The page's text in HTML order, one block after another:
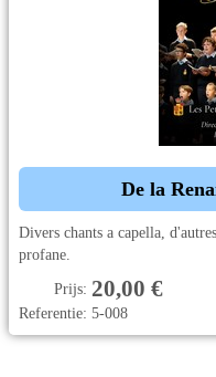
De la
Divers chants a capella,
profane.
Prijs: 20,00 €
Referentie: 5-008